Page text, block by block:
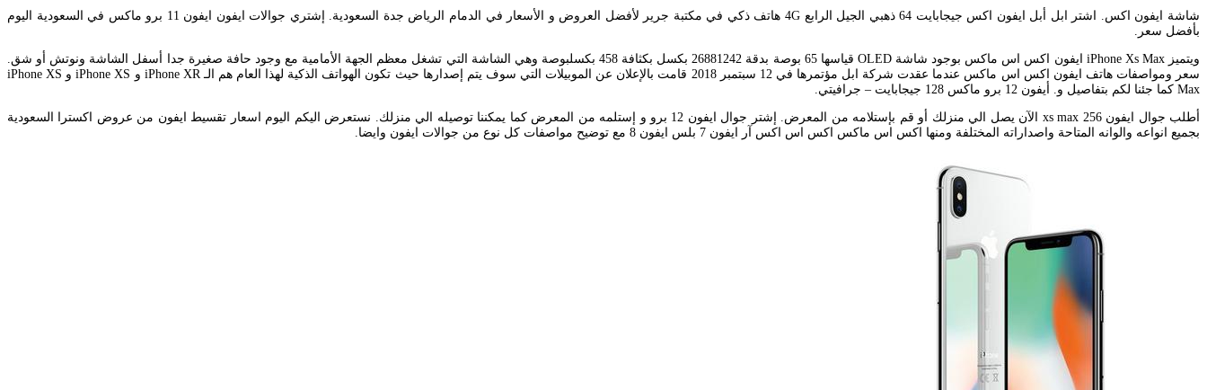
شاشة ايفون اكس. اشتر ابل أبل ايفون اكس جيجابايت 64 ذهبي الجيل الرابع 4G هاتف ذكي في مكتبة جرير لأفضل العروض و الأسعار في الدمام الرياض جدة السعودية. إشتري جوالات ايفون ايفون 11 برو ماكس في السعودية اليوم
بأفضل سعر.
ويتميز iPhone Xs Max ايفون اكس اس ماكس بوجود شاشة OLED قياسها 65 بوصة بدقة 26881242 بكسل بكثافة 458 بكسلبوصة وهي الشاشة التي تشغل معظم الجهة الأمامية مع وجود حافة صغيرة جدا أسفل الشاشة ونوتش أو شق.
سعر ومواصفات هاتف ايفون اكس اس ماكس عندما عقدت شركة ابل مؤتمرها في 12 سبتمبر 2018 قامت بالإعلان عن الموبيلات التي سوف يتم إصدارها حيث تكون الهواتف الذكية لهذا العام هم الـ iPhone XR و iPhone XS و iPhone XS
Max كما جئنا لكم بتفاصيل و. أيفون 12 برو ماكس 128 جيجابايت – جرافيتي.
أطلب جوال ايفون xs max 256 الآن يصل الي منزلك أو قم بإستلامه من المعرض. إشتر جوال ايفون 12 برو و إستلمه من المعرض كما يمكننا توصيله الي منزلك. نستعرض اليكم اليوم اسعار تقسيط ايفون من عروض اكسترا السعودية
بجميع انواعه والوانه المتاحة واصداراته المختلفة ومنها اكس اس ماكس اكس اس اكس آر ايفون 7 بلس ايفون 8 مع توضيح مواصفات كل نوع من جوالات ايفون وايضا.